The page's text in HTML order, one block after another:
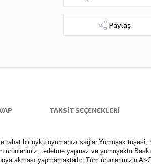
Paylaş
TAKSIT SEÇENEKLERI
bir uyku uyumanızı sağlar.Yumuşak tuşesi,
terletme yapmaz ve
akması yapmamaktadır. Tüm ürünlerimizin Ar-